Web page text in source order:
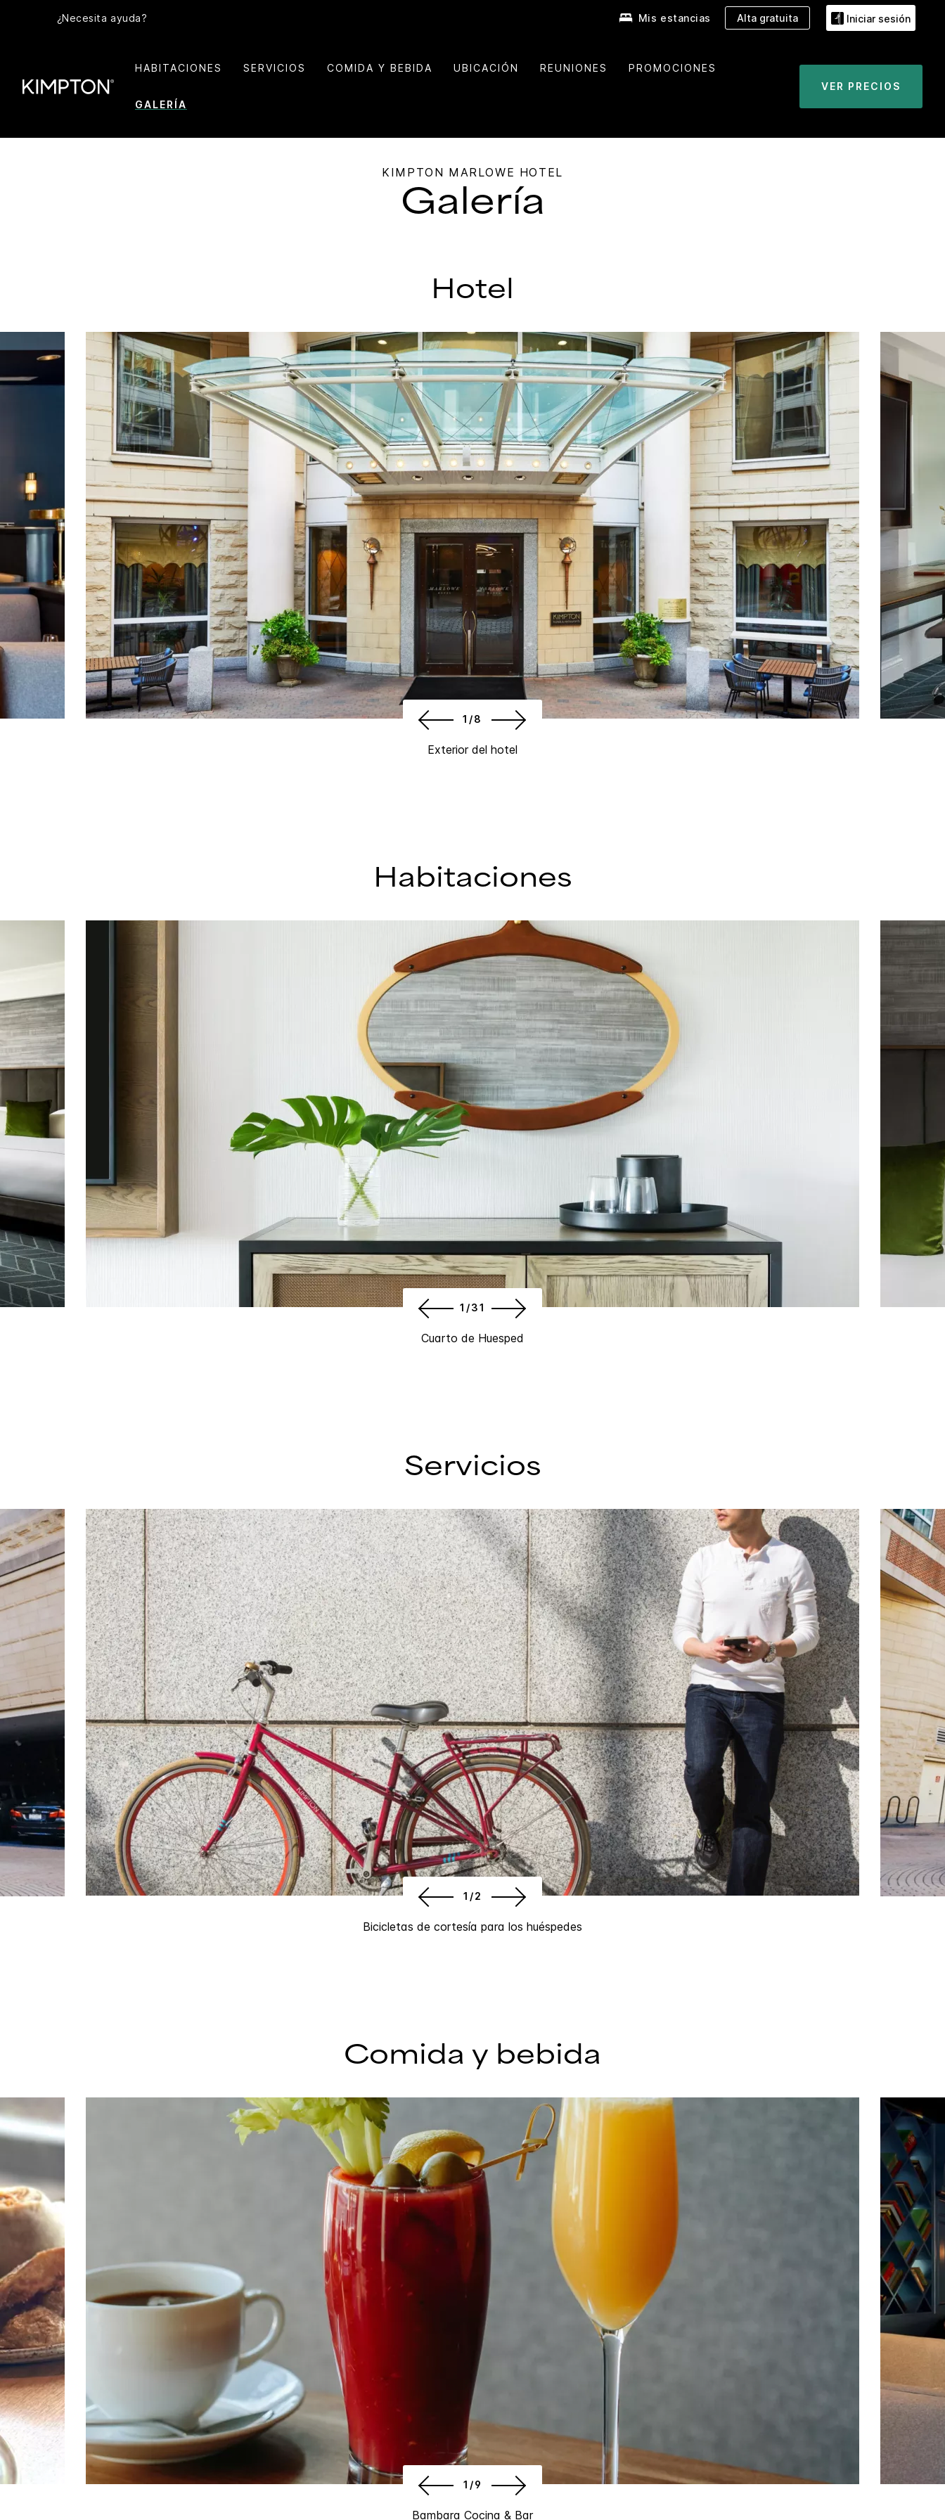
¿Necesita ayuda? Mis estancias Alta gratuita Iniciar sesión
HABITACIONES SERVICIOS COMIDA Y BEBIDA UBICACIÓN REUNIONES PROMOCIONES
GALERÍA
VER PRECIOS
KIMPTON MARLOWE HOTEL
Galería
Hotel
Exterior del hotel
1/8
Habitaciones
Cuarto de Huesped
1/31
Servicios
Bicicletas de cortesía para los huéspedes
1/2
Comida y bebida
Bambara Cocina & Bar
1/9